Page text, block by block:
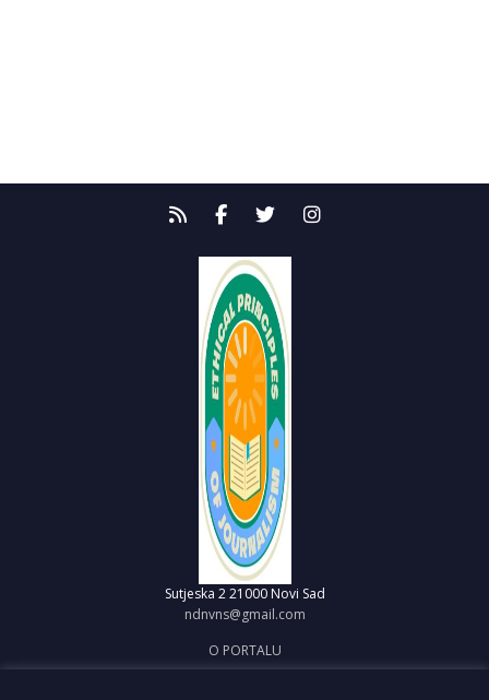
Sutjeska 2 21000 Novi Sad
ndnvns@gmail.com
O PORTALU